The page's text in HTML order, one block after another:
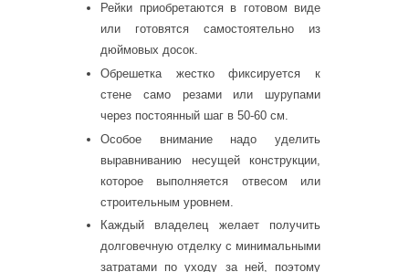
Рейки приобретаются в готовом виде
или готовятся самостоятельно из
дюймовых досок.
Обрешетка жестко фиксируется к
стене само резами или шурупами
через постоянный шаг в 50-60 см.
Особое внимание надо уделить
выравниванию несущей конструкции,
которое выполняется отвесом или
строительным уровнем.
Каждый владелец желает получить
долговечную отделку с минимальными
затратами по уходу за ней, поэтому